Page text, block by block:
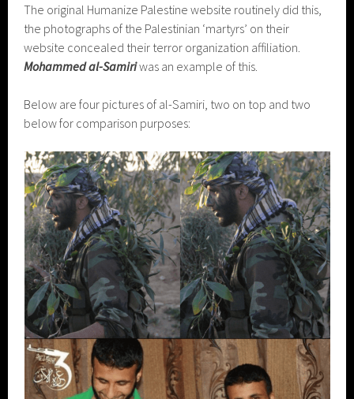
The original Humanize Palestine website routinely did this,
the photographs of the Palestinian ‘martyrs’ on their
website concealed their terror organization affiliation.
Mohammed al-Samiriwas an example of this.
Below are four pictures of al-Samiri, two on top and two
below for comparison purposes: